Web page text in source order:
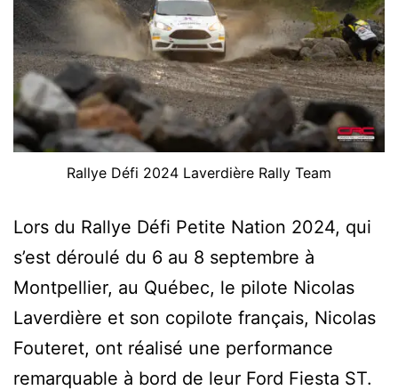
Rallye Défi 2024 Laverdière Rally Team
Lors du Rallye Défi Petite Nation 2024, qui
s’est déroulé du 6 au 8 septembre à
Montpellier, au Québec, le pilote Nicolas
Laverdière et son copilote français, Nicolas
Fouteret, ont réalisé une performance
remarquable à bord de leur Ford Fiesta ST.